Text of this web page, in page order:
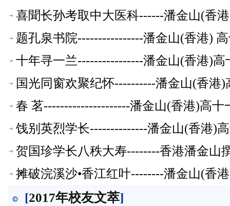
喜聞长孙考取中大医科------潘金山(香
题孔泉书院----------------潘金山(香港)
十年寻一兰----------------潘金山(香港)
国光同窗欢聚纪怀----------潘金山(香港
春 茗---------------------潘金山(香港)高十
饯别英烈学长--------------潘金山(香港)
贺国珍学长八秩大寿--------香港潘金山
摊破浣溪沙•香江红叶--------潘金山(香
[2017年校友文萃]